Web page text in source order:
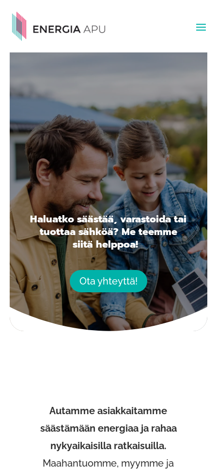
Haluatko säästää, varastoida tai
tuottaa sähköä? Me teemme
siitä helppoa!
Ota yhteyttä!
Autamme asiakkaitamme
säästämään energiaa ja rahaa
nykyaikaisilla ratkaisuilla.
Maahantuomme, myymme ja